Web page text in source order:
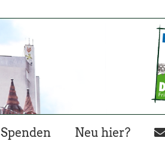
Spenden Neu hier?